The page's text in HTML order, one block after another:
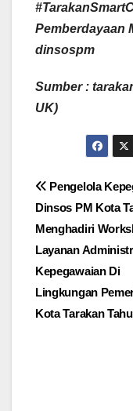
Pemberdayaan
dinsospm
Sumber :
UK)
pos
Pengelola
Dinsos PM Kota
Menghadiri
Layanan
Kepegawaian Di
Lingkungan
Kota Tarakan